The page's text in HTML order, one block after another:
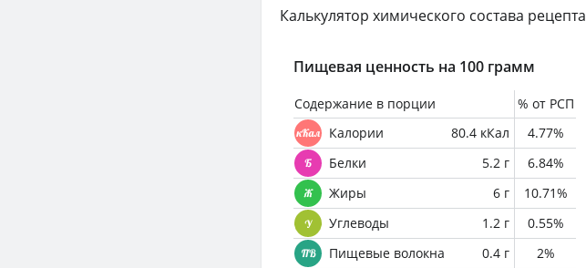
Калькулятор химического состава рецепта
Пищевая ценность на 100 грамм
Содержание в порции
% от РСП
Калории
80.4 кКал
4.77%
Белки
5.2 г
6.84%
Жиры
6 г
10.71%
Углеводы
1.2 г
0.55%
Пищевые волокна
0.4 г
2%